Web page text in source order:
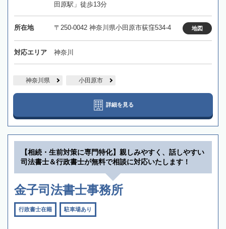
田原駅」徒歩13分
所在地 〒250-0042 神奈川県小田原市荻窪534-4 地図
対応エリア 神奈川
神奈川県 小田原市
詳細を見る
【相続・生前対策に専門特化】親しみやすく、話しやすい
司法書士＆行政書士が無料で相談に対応いたします！
金子司法書士事務所
行政書士在籍 駐車場あり